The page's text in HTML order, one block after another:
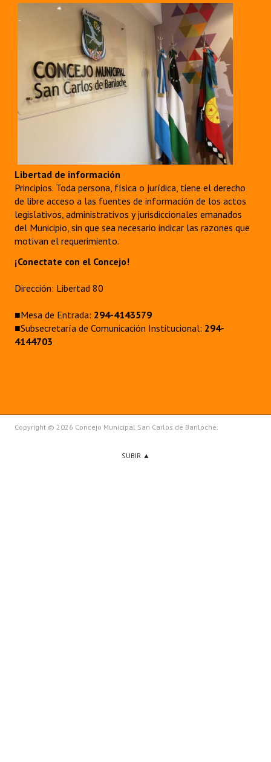
Libertad de información
Principios. Toda persona, física o jurídica, tiene el derecho
de libre acceso a las fuentes de información de los actos
legislativos, administrativos y jurisdiccionales emanados
del Municipio, sin que sea necesario indicar las razones que
motivan el requerimiento.
¡Conectate con el Concejo!
Dirección: Libertad 80
■Mesa de Entrada: 294-4143579
■Subsecretaría de Comunicación Institucional: 294-
4144703
Copyright © 2026 Concejo Municipal San Carlos de Bariloche.
SUBIR ▲